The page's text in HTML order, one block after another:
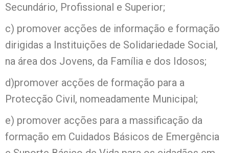
Secundário, Profissional e Superior;
c) promover acções de informação e formação
dirigidas a Instituições de Solidariedade Social,
na área dos Jovens, da Família e dos Idosos;
d)promover acções de formação para a
Protecção Civil, nomeadamente Municipal;
e) promover acções para a massificação da
formação em Cuidados Básicos de Emergência